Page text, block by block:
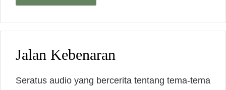
Jalan Kebenaran
Seratus audio yang bercerita tentang tema-tema